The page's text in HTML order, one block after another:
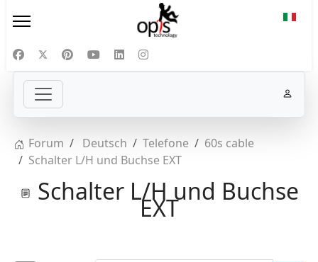
Forum Deutsch Telefone
60s cable
Schalter L/H und Buchse EXT
Schalter L/H und Buchse
EXT